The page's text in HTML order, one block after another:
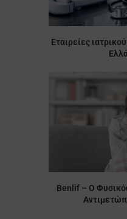
Εταιρείες
Benlif – Ο